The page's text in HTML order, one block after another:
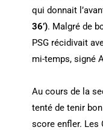
qui donnait
36’). Malgré de
PSG récidivait
mi-temps, signé
Au cours de la
tenté de tenir
score enfler. Les